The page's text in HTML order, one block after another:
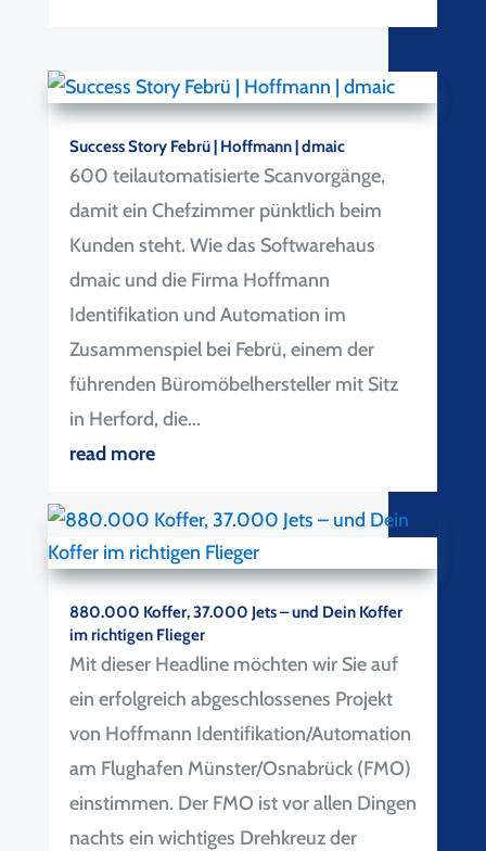
Success Story Febrü | Hoffmann | dmaic
600 teilautomatisierte Scanvorgänge,
damit ein Chefzimmer pünktlich beim
Kunden steht. Wie das Softwarehaus
dmaic und die Firma Hoffmann
Identifikation und Automation im
Zusammenspiel bei Febrü, einem der
führenden Büromöbelhersteller mit Sitz
in Herford, die...
read more
880.000 Koffer, 37.000 Jets – und Dein Koffer
im richtigen Flieger
Mit dieser Headline möchten wir Sie auf
ein erfolgreich abgeschlossenes Projekt
von Hoffmann Identifikation/Automation
am Flughafen Münster/Osnabrück (FMO)
einstimmen. Der FMO ist vor allen Dingen
nachts ein wichtiges Drehkreuz der